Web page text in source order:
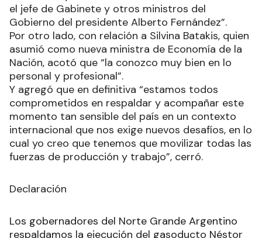
declaraciones recogidas por AGENFOR.
Y enfatizó que con esa misión “estamos acá con
el jefe de Gabinete y otros ministros del
Gobierno del presidente Alberto Fernández”.
Por otro lado, con relación a Silvina Batakis, quien
asumió como nueva ministra de Economía de la
Nación, acotó que “la conozco muy bien en lo
personal y profesional”.
Y agregó que en definitiva “estamos todos
comprometidos en respaldar y acompañar este
momento tan sensible del país en un contexto
internacional que nos exige nuevos desafíos, en lo
fuerzas de producción y trabajo”, cerró.
Declaración